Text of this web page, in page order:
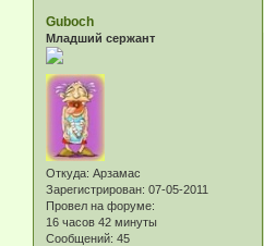
Guboch
Младший сержант
Откуда: Арзамас
Зарегистрирован: 07-05-2011
Провел на форуме:
16 часов 42 минуты
Сообщений: 45